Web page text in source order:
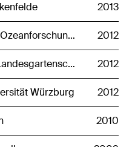
2013
GEO — Geomar Zentrum für Ozeanforschung, Kiel 2012
BSL — Brückenschlag Lahr Landesgartenschau 2018 2012
Würzburg 2012
2010